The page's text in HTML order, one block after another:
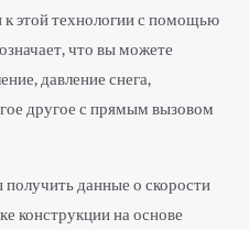
этой технологии с помощью
что вы можете
давление снега,
другое с прямым вызовом
данные о скорости
конструкции на основе